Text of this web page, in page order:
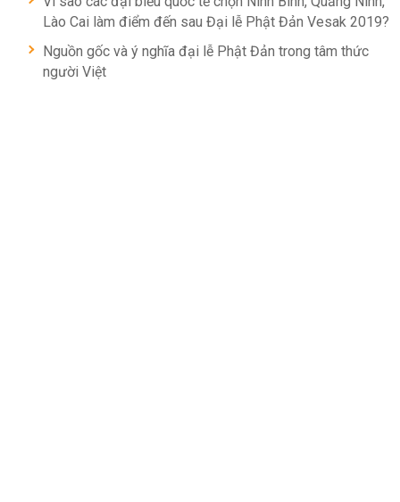
Lào Cai làm điểm đến sau Đại lễ Phật Đản Vesak 2019?
Nguồn gốc và ý nghĩa đại lễ Phật Đản trong tâm thức
người Việt